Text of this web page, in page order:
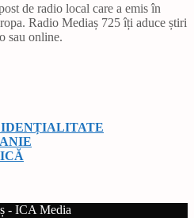
de radio local care a emis în
Radio Mediaș 725 îți aduce știri
sau online.
- ICA Media